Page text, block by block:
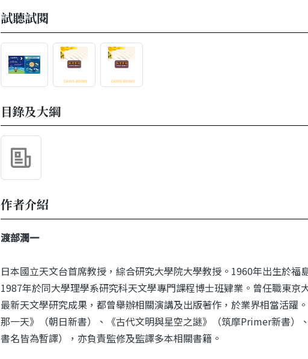
試聽試閱
目錄及大綱
作者介紹
渡部潤一
日本國立天文台首席教授，綜合研究大學院大學教授。1960年出生於福
1987年於同大學理學系研究科天文學專門課程博士班肄業。曾任職東
最新天文學研究成果，都曾舉辦相關演講及出版著作，於業界相當活躍
那一天》（朝日新書）、《古代文明與星空之謎》（筑摩Primer新書）
書名皆為暫譯），亦負責監修及監譯多本相關書籍。